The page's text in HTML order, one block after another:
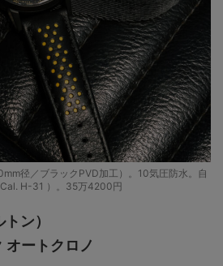
径／ブラックPVD加工）。10気圧防水。自
H-31 ）。35万4200円
ン）
オートクロノ